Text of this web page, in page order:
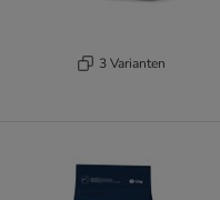
3 Varianten